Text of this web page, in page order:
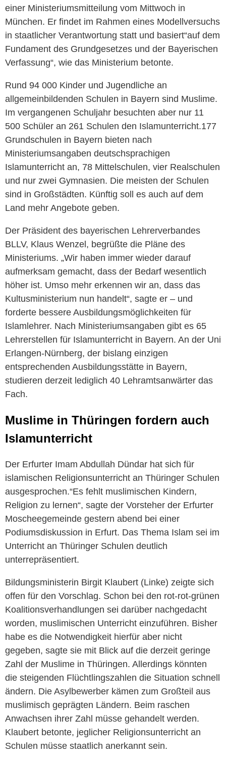
einer Ministeriumsmitteilung vom Mittwoch in
München. Er findet im Rahmen eines Modellversuchs
in staatlicher Verantwortung statt und basiert“auf dem
Fundament des Grundgesetzes und der Bayerischen
Verfassung“, wie das Ministerium betonte.
Rund 94 000 Kinder und Jugendliche an
allgemeinbildenden Schulen in Bayern sind Muslime.
Im vergangenen Schuljahr besuchten aber nur 11
500 Schüler an 261 Schulen den Islamunterricht.177
Grundschulen in Bayern bieten nach
Ministeriumsangaben deutschsprachigen
Islamunterricht an, 78 Mittelschulen, vier Realschulen
und nur zwei Gymnasien. Die meisten der Schulen
sind in Großstädten. Künftig soll es auch auf dem
Land mehr Angebote geben.
Der Präsident des bayerischen Lehrerverbandes
BLLV, Klaus Wenzel, begrüßte die Pläne des
Ministeriums. „Wir haben immer wieder darauf
aufmerksam gemacht, dass der Bedarf wesentlich
höher ist. Umso mehr erkennen wir an, dass das
Kultusministerium nun handelt“, sagte er – und
forderte bessere Ausbildungsmöglichkeiten für
Islamlehrer. Nach Ministeriumsangaben gibt es 65
Lehrerstellen für Islamunterricht in Bayern. An der Uni
Erlangen-Nürnberg, der bislang einzigen
entsprechenden Ausbildungsstätte in Bayern,
studieren derzeit lediglich 40 Lehramtsanwärter das
Fach.
Muslime in Thüringen fordern auch
Islamunterricht
Der Erfurter Imam Abdullah Dündar hat sich für
islamischen Religionsunterricht an Thüringer Schulen
ausgesprochen.“Es fehlt muslimischen Kindern,
Religion zu lernen“, sagte der Vorsteher der Erfurter
Moscheegemeinde gestern abend bei einer
Podiumsdiskussion in Erfurt. Das Thema Islam sei im
Unterricht an Thüringer Schulen deutlich
unterrepräsentiert.
Bildungsministerin Birgit Klaubert (Linke) zeigte sich
offen für den Vorschlag. Schon bei den rot-rot-grünen
Koalitionsverhandlungen sei darüber nachgedacht
worden, muslimischen Unterricht einzuführen. Bisher
habe es die Notwendigkeit hierfür aber nicht
gegeben, sagte sie mit Blick auf die derzeit geringe
Zahl der Muslime in Thüringen. Allerdings könnten
die steigenden Flüchtlingszahlen die Situation schnell
ändern. Die Asylbewerber kämen zum Großteil aus
muslimisch geprägten Ländern. Beim raschen
Anwachsen ihrer Zahl müsse gehandelt werden.
Klaubert betonte, jeglicher Religionsunterricht an
Schulen müsse staatlich anerkannt sein.